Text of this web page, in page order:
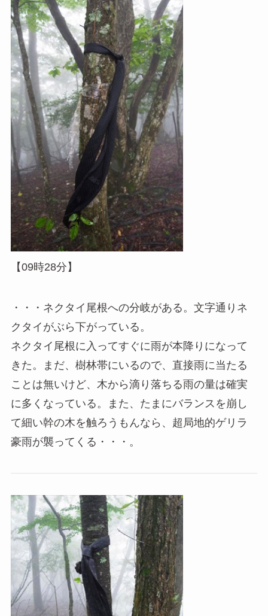
【09時28分】
・・・ネクタイ尾根への分岐がある。文字通りネ
クタイがぶら下がっている。
ネクタイ尾根に入ってすぐに雨が本降りになって
きた。まだ、樹林帯にいるので、直接雨に当たる
ことは無いけど、木から滴り落ちる雨の量は確実
に多くなっている。また、たまにバランスを崩し
て細い幹の木を触ろうもんなら、超局地的ゲリラ
豪雨が襲ってくる・・・。